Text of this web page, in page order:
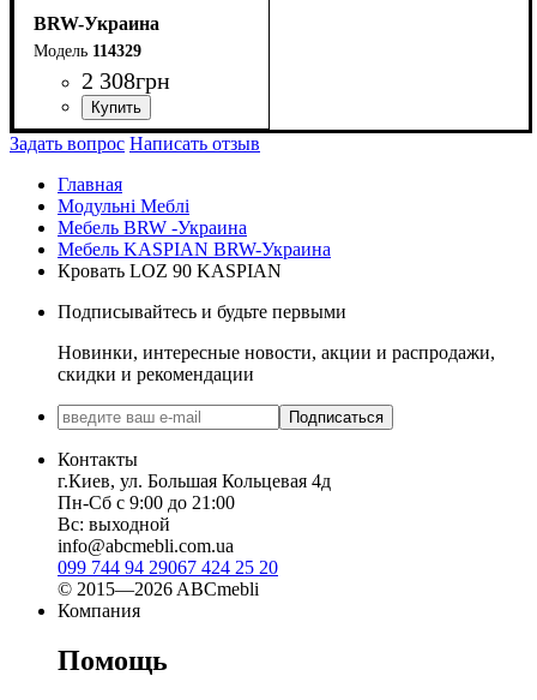
BRW-Украина
114329
2 308грн
ширина, мм: 510
высота, мм: 335
глубина, мм: 405
Задать вопрос Написать отзыв
Главная
Модульні Меблі
Мебель BRW -Украина
Мебель KASPIAN BRW-Украина
Кровать LOZ 90 KASPIAN
Подписывайтесь и будьте первыми
Новинки, интересные новости, акции и распродажи,
скидки и рекомендации
Подписаться
Контакты
г.Киев, ул. Большая Кольцевая 4д
Пн-Сб с 9:00 до 21:00
Вс: выходной
info@abcmebli.com.ua
099 744 94 29067 424 25 20
© 2015—2026 ABCmebli
Компания
Помощь